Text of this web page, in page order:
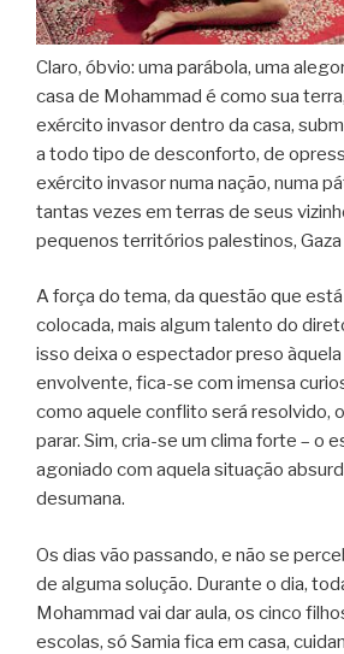
Claro, óbvio: uma parábola, uma
casa de Mohammad é como sua
exército invasor dentro da casa,
a todo tipo de desconforto, de
exército invasor numa nação, numa
tantas vezes em terras de seus
pequenos territórios palestinos, Gaza
A força do tema, da questão que
colocada, mais algum talento do
isso deixa o espectador preso àquela
envolvente, fica-se com imensa
como aquele conflito será resolvido,
parar. Sim, cria-se um clima forte – o
agoniado com aquela situação
desumana.
Os dias vão passando, e não se
de alguma solução. Durante o dia,
Mohammad vai dar aula, os cinco
escolas, só Samia fica em casa,